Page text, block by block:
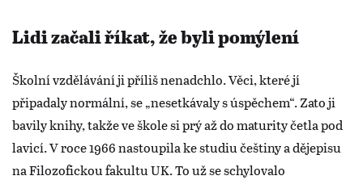
Lidi začali říkat, že byli pomýlení
Školní vzdělávání ji příliš nenadchlo. Věci, které jí
připadaly normální, se „nesetkávaly s úspěchem“. Zato ji
bavily knihy, takže ve škole si prý až do maturity četla pod
lavicí. V roce 1966 nastoupila ke studiu češtiny a dějepisu
na Filozofickou fakultu UK. To už se schylovalo